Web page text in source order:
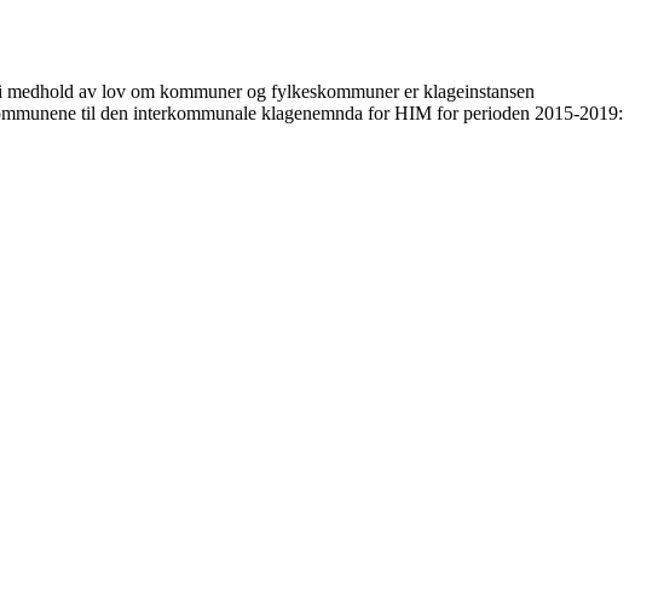
av lov om kommuner og fylkeskommuner er klageinstansen
til den interkommunale klagenemnda for HIM for perioden 2015-2019: